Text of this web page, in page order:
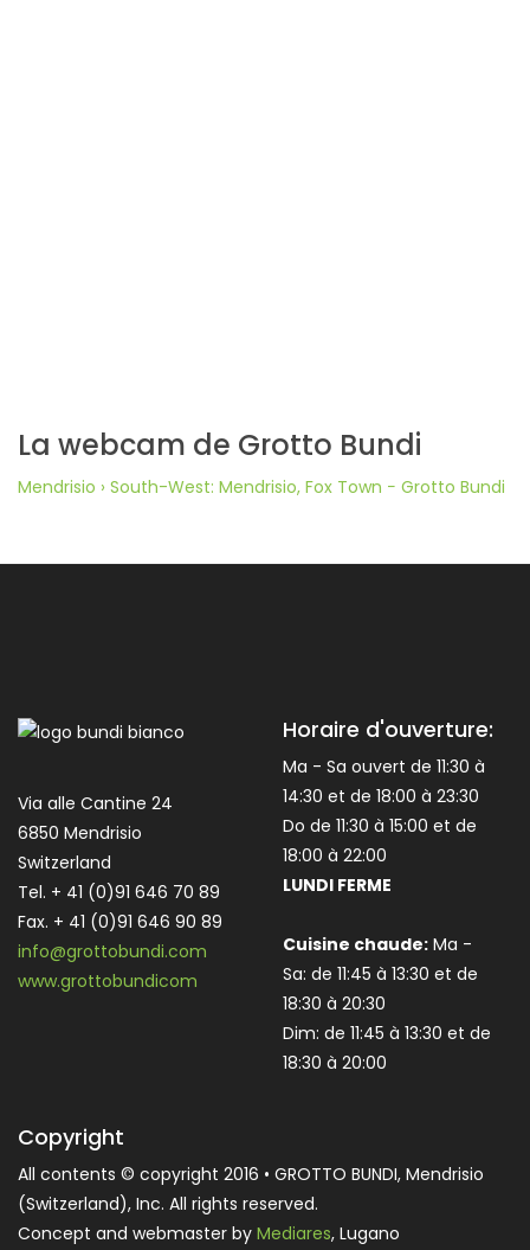
La webcam de Grotto Bundi
Mendrisio › South-West: Mendrisio, Fox Town − Grotto Bundi
Via alle Cantine 24
6850 Mendrisio
Switzerland
Tel. + 41 (0)91 646 70 89
Fax. + 41 (0)91 646 90 89
info@grottobundi.com
www.grottobundicom
Horaire d'ouverture:
Ma - Sa ouvert de 11:30 à
14:30 et de 18:00 à 23:30
Do de 11:30 à 15:00 et de
18:00 à 22:00
LUNDI FERME
Cuisine chaude: Ma -
Sa: de 11:45 à 13:30 et de
18:30 à 20:30
Dim: de 11:45 à 13:30 et de
18:30 à 20:00
Copyright
All contents © copyright 2016 • GROTTO BUNDI, Mendrisio
(Switzerland), Inc. All rights reserved.
Concept and webmaster by Mediares, Lugano